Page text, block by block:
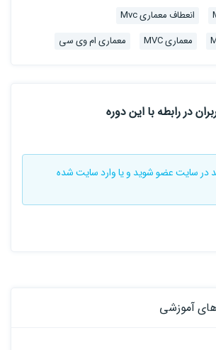
انعطاف معماری Mvc
معماری MVC معماری ام وی سی
در رابطه با این دوره
در سایتعضو شوید و یاوارد سایتشده
آموزشی